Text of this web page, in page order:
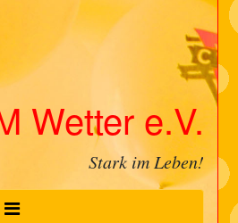
Wetter e.V.
Stark im Leben!